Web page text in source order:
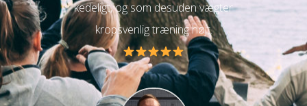
kedeligt, og som desuden vægter
kropsvenlig træning højt.